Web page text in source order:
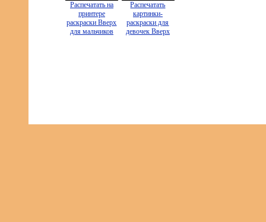
Распечатать на
принтере
раскраски Вверх
для мальчиков
Распечатать
картинки-
раскраски для
девочек Вверх